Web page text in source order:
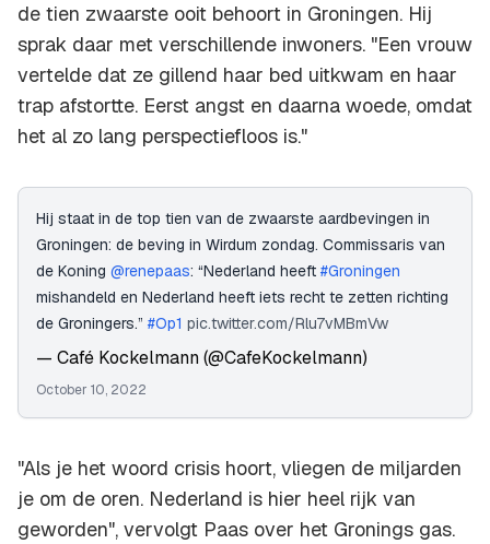
de tien zwaarste ooit behoort in Groningen. Hij
sprak daar met verschillende inwoners. "Een vrouw
vertelde dat ze gillend haar bed uitkwam en haar
trap afstortte. Eerst angst en daarna woede, omdat
het al zo lang perspectiefloos is."
Hij staat in de top tien van de zwaarste aardbevingen in
Groningen: de beving in Wirdum zondag. Commissaris van
de Koning @renepaas: “Nederland heeft #Groningen
mishandeld en Nederland heeft iets recht te zetten richting
de Groningers.” #Op1 pic.twitter.com/Rlu7vMBmVw
— Café Kockelmann (@CafeKockelmann)
October 10, 2022
"Als je het woord crisis hoort, vliegen de miljarden
je om de oren. Nederland is hier heel rijk van
geworden", vervolgt Paas over het Gronings gas.